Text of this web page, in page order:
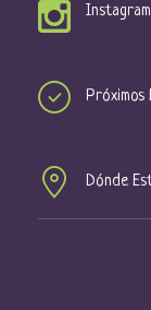
Instagram
Próximos
Dónde